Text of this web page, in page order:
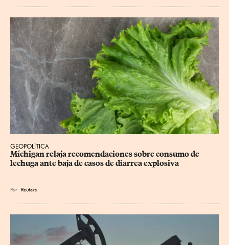
GEOPOLÍTICA
Míchigan relaja recomendaciones sobre consumo de
lechuga ante baja de casos de diarrea explosiva
Por Reuters